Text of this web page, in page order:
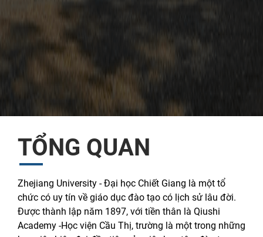
TỔNG QUAN
Zhejiang University - Đại học Chiết Giang là một tổ
chức có uy tín về giáo dục đào tạo có lịch sử lâu đời.
Được thành lập năm 1897, với tiền thân là Qiushi
Academy -Học viện Cầu Thị, trường là một trong những